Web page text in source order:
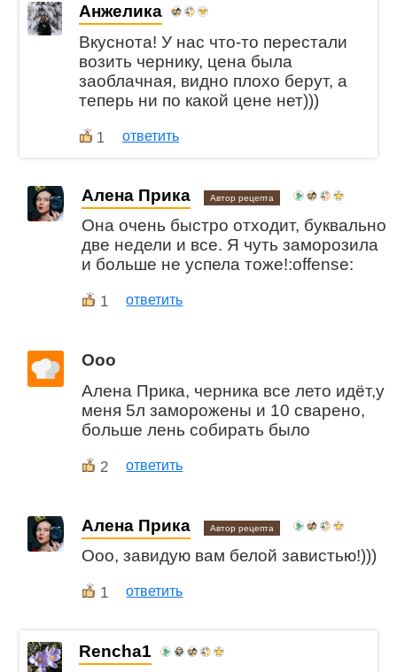
Анжелика
Вкуснота! У нас что-то перестали
возить чернику, цена была
заоблачная, видно плохо берут, а
теперь ни по какой цене нет)))
1 ответить
Алена Прика Автор рецепта
Она очень быстро отходит, буквально
две недели и все. Я чуть заморозила
и больше не успела тоже!:offense:
1 ответить
Ооо
Алена Прика, черника все лето идёт,у
меня 5л заморожены и 10 сварено,
больше лень собирать было
2 ответить
Алена Прика Автор рецепта
Ооо, завидую вам белой завистью!)))
1 ответить
Rencha1